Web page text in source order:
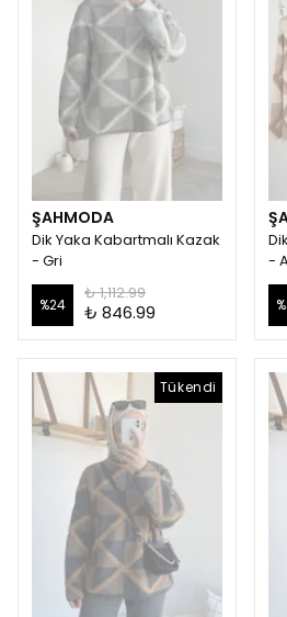
ŞAHMODA
Dik Yaka Kabartmalı Kazak
- Gri
%24
₺ 1,112.99
₺ 846.99
-
%
Tükendi